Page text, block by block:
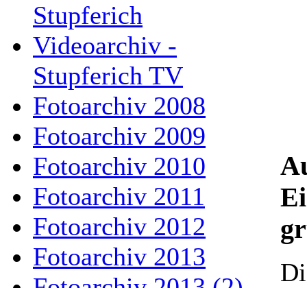
Stupferich
Videoarchiv -
Stupferich TV
Fotoarchiv 2008
Fotoarchiv 2009
Fotoarchiv 2010
Fotoarchiv 2011
Fotoarchiv 2012
Fotoarchiv 2013